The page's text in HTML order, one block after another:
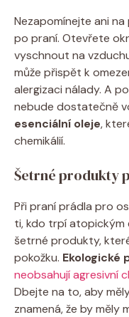
Nezapomínejte ani na‍
po praní. Otevřete
vyschnout na
⁣může přispět k
⁤alergizaci⁢ nálady. A
nebude dostatečně
esenciální oleje,‌
chemikálií.
Šetrné produkty
Při praní prádla​ pro
ti,‍ kdo trpí atopickým
⁢šetrné produkty,
pokožku.‌ Ekologické
neobsahují agresivní
Dbejte na ‌to,⁤ aby
znamená, ‍že ⁣by‍ měly